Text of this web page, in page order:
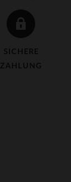
SICHERE
ZAHLUNG